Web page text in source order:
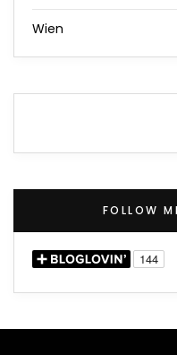
Wien
FOLLOW